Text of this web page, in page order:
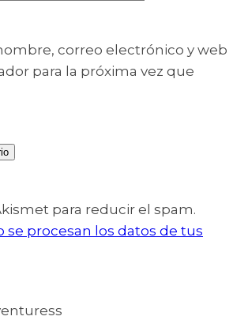
correo electrónico y web
para la próxima vez que
para reducir el spam.
se procesan los datos de tus